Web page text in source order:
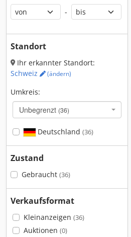
-
Standort
Ihr erkannter Standort:
Schweiz
(ändern)
Umkreis:
Unbegrenzt (36)
Deutschland (36)
Zustand
Gebraucht (36)
Verkaufsformat
Kleinanzeigen (36)
Auktionen (0)